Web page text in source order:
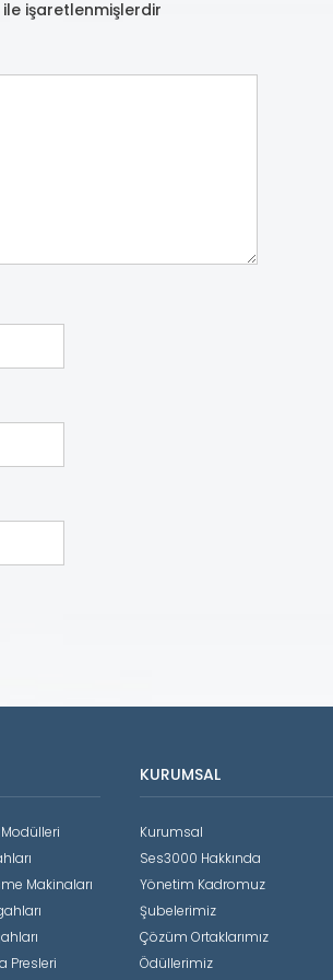
ile işaretlenmişlerdir
Makinaları
Presleri
KURUMSAL
Kurumsal
Ses3000 Hakkında
Yönetim Kadromuz
Şubelerimiz
Çözüm Ortaklarımız
Ödüllerimiz